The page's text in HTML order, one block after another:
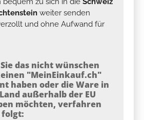
weiter senden
und ohne Aufwand für
das nicht wünschen
"MeinEinkauf.ch"
haben oder die Ware in
außerhalb der EU
möchten, verfahren
folgt: